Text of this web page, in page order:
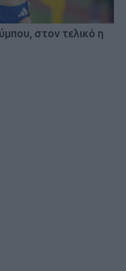
στον τελικό η